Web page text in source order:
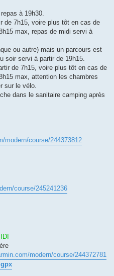
à 19h30.
de 7h15, voire plus tôt en cas de
max, repas de midi servi à
ou autre) mais un parcours est
soir servi à partir de 19h15.
de 7h15, voire plus tôt en cas de
max, attention les chambres
sur le vélo.
dans le sanitaire camping après
modern/course/244373812
course/245241236
modern/course/244372781